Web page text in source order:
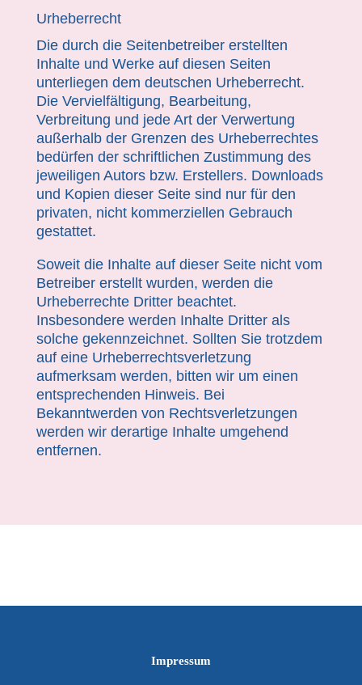
Urheberrecht
Die durch die Seitenbetreiber erstellten
Inhalte und Werke auf diesen Seiten
unterliegen dem deutschen Urheberrecht.
Die Vervielfältigung, Bearbeitung,
Verbreitung und jede Art der Verwertung
außerhalb der Grenzen des Urheberrechtes
bedürfen der schriftlichen Zustimmung des
jeweiligen Autors bzw. Erstellers. Downloads
und Kopien dieser Seite sind nur für den
privaten, nicht kommerziellen Gebrauch
gestattet.
Soweit die Inhalte auf dieser Seite nicht vom
Betreiber erstellt wurden, werden die
Urheberrechte Dritter beachtet.
Insbesondere werden Inhalte Dritter als
solche gekennzeichnet. Sollten Sie trotzdem
auf eine Urheberrechtsverletzung
aufmerksam werden, bitten wir um einen
entsprechenden Hinweis. Bei
Bekanntwerden von Rechtsverletzungen
werden wir derartige Inhalte umgehend
entfernen.
Impressum